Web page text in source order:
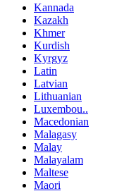
Kannada
Kazakh
Khmer
Kurdish
Kyrgyz
Latin
Latvian
Lithuanian
Luxembou..
Macedonian
Malagasy
Malay
Malayalam
Maltese
Maori